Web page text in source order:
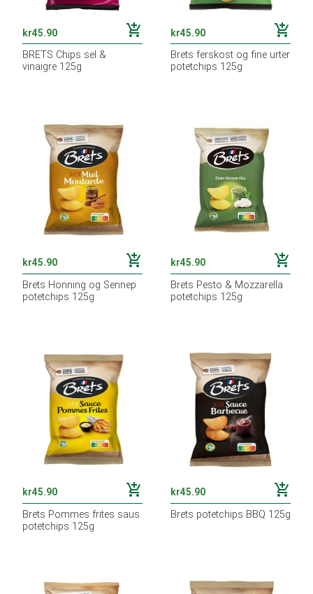
kr45.90 add_shopping_cart
BRETS Chips sel &
vinaigre 125g
kr45.90 add_shopping_cart
Brets ferskost og fine urter
potetchips 125g
kr45.90 add_shopping_cart
Brets Honning og Sennep
potetchips 125g
kr45.90 add_shopping_cart
Brets Pesto & Mozzarella
potetchips 125g
kr45.90 add_shopping_cart
Brets Pommes frites saus
potetchips 125g
kr45.90 add_shopping_cart
Brets potetchips BBQ 125g